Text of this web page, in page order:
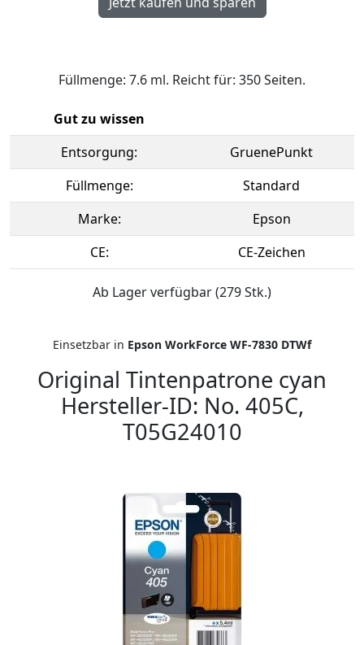
Füllmenge: 7.6 ml. Reicht für: 350 Seiten.
Gut zu wissen
Entsorgung:
GruenePunkt
Füllmenge:
Standard
Marke:
Epson
CE:
CE-Zeichen
Ab Lager verfügbar (279 Stk.)
Einsetzbar in Epson WorkForce WF-7830 DTWf
Original Tintenpatrone cyan
Hersteller-ID: No. 405C,
T05G24010